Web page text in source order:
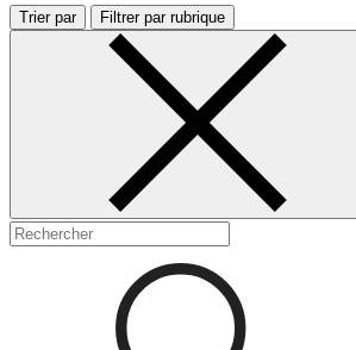
Trier par Filtrer par rubrique